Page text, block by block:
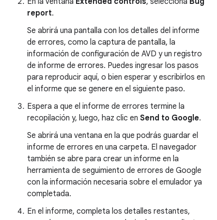
report.
Se abrirá una pantalla con los detalles del informe
de errores, como la captura de pantalla, la
información de configuración de AVD y un registro
de informe de errores. Puedes ingresar los pasos
para reproducir aquí, o bien esperar y escribirlos en
el informe que se genere en el siguiente paso.
Espera a que el informe de errores termine la
recopilación y, luego, haz clic en Send to Google.
Se abrirá una ventana en la que podrás guardar el
informe de errores en una carpeta. El navegador
también se abre para crear un informe en la
herramienta de seguimiento de errores de Google
con la información necesaria sobre el emulador ya
completada.
En el informe, completa los detalles restantes,